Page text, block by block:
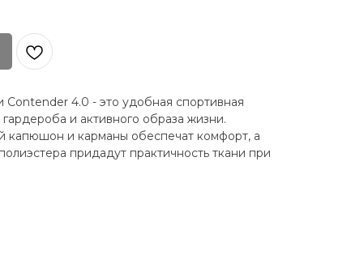
Contender 4.0 - это удобная спортивная
и активного образа жизни.
капюшон и карманы обеспечат комфорт, а
придадут практичность ткани при